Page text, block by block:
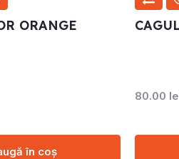
ORANGE
în coș
80.00